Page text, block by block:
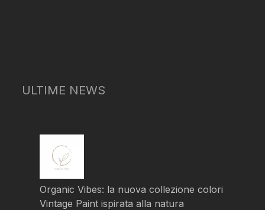
ULTIME NEWS
Organic Vibes: la nuova collezione colori
Vintage Paint ispirata alla natura